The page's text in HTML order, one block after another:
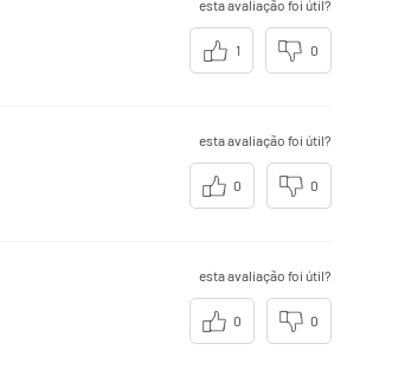
esta avaliação foi útil?
1 0
esta avaliação foi útil?
0 0
esta avaliação foi útil?
0 0